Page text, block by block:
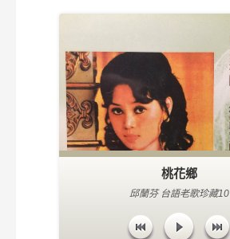
桃花鄉
邱蘭芬 台語老歌珍藏10